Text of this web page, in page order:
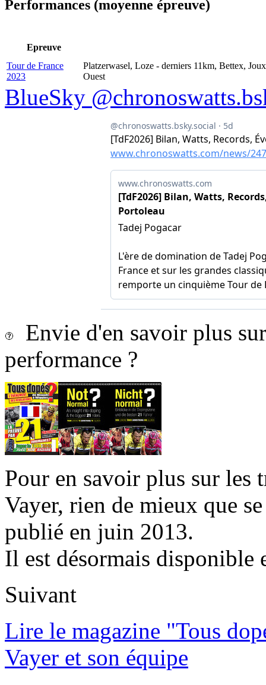
Performances (moyenne épreuve)
Epreuve
Tour de France
2023
Platzerwasel, Loze - derniers 11km, Bettex,
Ouest
BlueSky
Envie d'en savoir plus
performance ?
Pour en savoir plus sur les
Vayer, rien de mieux que
publié en juin 2013.
Il est désormais disponible
Suivant
Lire le magazine "Tous
Vayer et son équipe